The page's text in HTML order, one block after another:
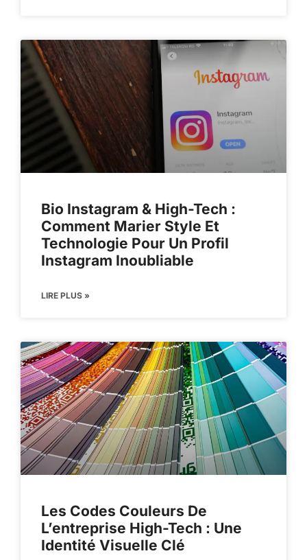
Bio Instagram & High-Tech :
Comment Marier Style Et
Technologie Pour Un Profil
Instagram Inoubliable
LIRE PLUS »
Les Codes Couleurs De
L’entreprise High-Tech : Une
Identité Visuelle Clé